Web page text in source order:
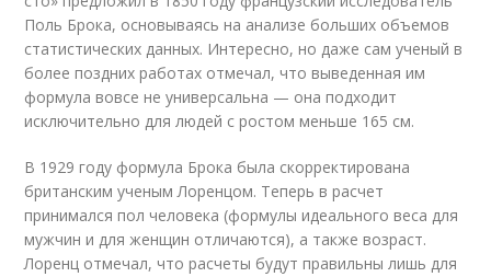
Поль Брока, основываясь на анализе больших объемов
статистических данных. Интересно, но даже сам ученый в
более поздних работах отмечал, что выведенная им
формула вовсе не универсальна — она подходит
исключительно для людей с ростом меньше 165 см.
В 1929 году формула Брока была скорректирована
британским ученым Лоренцом. Теперь в расчет
принимался пол человека (формулы идеального веса для
мужчин и для женщин отличаются), а также возраст.
Лоренц отмечал, что расчеты будут правильны лишь для